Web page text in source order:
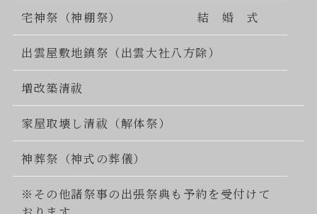
宅神祭（神棚祭） 結 婚 式
出雲屋敷地鎮祭（出雲大社八方除）
増改築清祓
家屋取壊し清祓（解体祭）
神葬祭（神式の葬儀）
※その他諸祭事の出張祭典も予約を受付けて